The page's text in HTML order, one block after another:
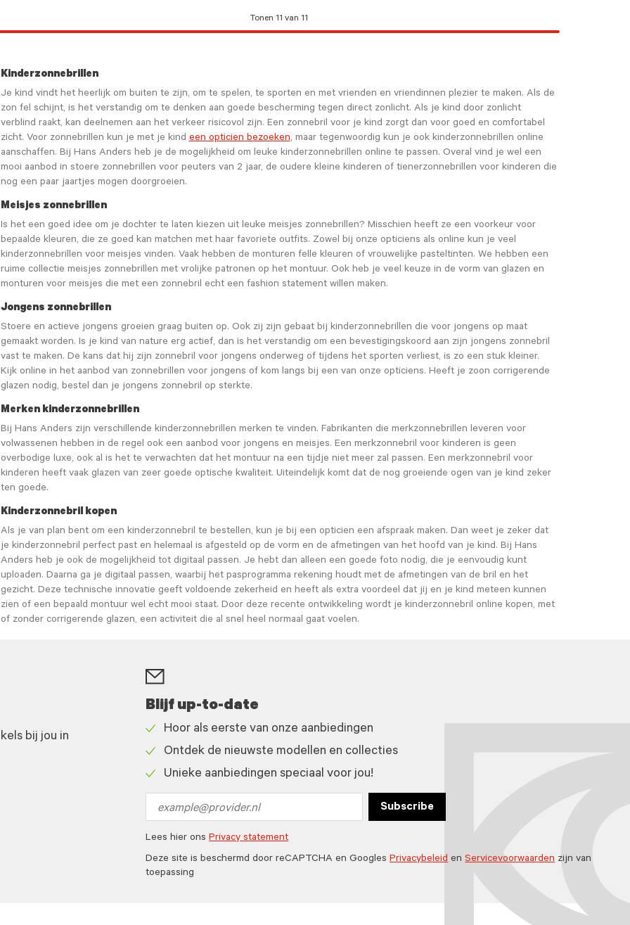
Tonen 11 van 11
Kinderzonnebrillen
Je kind vindt het heerlijk om buiten te zijn, om te spelen, te sporten en met vrienden en vriendinnen plezier te maken. Als de
zon fel schijnt, is het verstandig om te denken aan goede bescherming tegen direct zonlicht. Als je kind door zonlicht
verblind raakt, kan deelnemen aan het verkeer risicovol zijn. Een zonnebril voor je kind zorgt dan voor goed en comfortabel
zicht. Voor zonnebrillen kun je met je kindeen opticien bezoeken, maar tegenwoordig kun je ook kinderzonnebrillen online
aanschaffen. Bij Hans Anders heb je de mogelijkheid om leuke kinderzonnebrillen online te passen. Overal vind je wel een
mooi aanbod in stoere zonnebrillen voor peuters van 2 jaar, de oudere kleine kinderen of tienerzonnebrillen voor kinderen die
nog een paar jaartjes mogen doorgroeien.
Meisjes zonnebrillen
Is het een goed idee om je dochter te laten kiezen uit leuke meisjes zonnebrillen? Misschien heeft ze een voorkeur voor
bepaalde kleuren, die ze goed kan matchen met haar favoriete outfits. Zowel bij onze opticiens als online kun je veel
kinderzonnebrillen voor meisjes vinden. Vaak hebben de monturen felle kleuren of vrouwelijke pasteltinten. We hebben een
ruime collectie meisjes zonnebrillen met vrolijke patronen op het montuur. Ook heb je veel keuze in de vorm van glazen en
monturen voor meisjes die met een zonnebril echt een fashion statement willen maken.
Jongens zonnebrillen
Stoere en actieve jongens groeien graag buiten op. Ook zij zijn gebaat bij kinderzonnebrillen die voor jongens op maat
gemaakt worden. Is je kind van nature erg actief, dan is het verstandig om een bevestigingskoord aan zijn jongens zonnebril
vast te maken. De kans dat hij zijn zonnebril voor jongens onderweg of tijdens het sporten verliest, is zo een stuk kleiner.
Kijk online in het aanbod van zonnebrillen voor jongens of kom langs bij een van onze opticiens. Heeft je zoon corrigerende
glazen nodig, bestel dan je jongens zonnebril op sterkte.
Merken kinderzonnebrillen
Bij Hans Anders zijn verschillende kinderzonnebrillen merken te vinden. Fabrikanten die merkzonnebrillen leveren voor
volwassenen hebben in de regel ook een aanbod voor jongens en meisjes. Een merkzonnebril voor kinderen is geen
overbodige luxe, ook al is het te verwachten dat het montuur na een tijdje niet meer zal passen. Een merkzonnebril voor
kinderen heeft vaak glazen van zeer goede optische kwaliteit. Uiteindelijk komt dat de nog groeiende ogen van je kind zeker
ten goede.
Kinderzonnebril kopen
Als je van plan bent om een kinderzonnebril te bestellen, kun je bij een opticien een afspraak maken. Dan weet je zeker dat
je kinderzonnebril perfect past en helemaal is afgesteld op de vorm en de afmetingen van het hoofd van je kind. Bij Hans
Anders heb je ook de mogelijkheid tot digitaal passen. Je hebt dan alleen een goede foto nodig, die je eenvoudig kunt
uploaden. Daarna ga je digitaal passen, waarbij het pasprogramma rekening houdt met de afmetingen van de bril en het
gezicht. Deze technische innovatie geeft voldoende zekerheid en heeft als extra voordeel dat jij en je kind meteen kunnen
zien of een bepaald montuur wel echt mooi staat. Door deze recente ontwikkeling wordt je kinderzonnebril online kopen, met
of zonder corrigerende glazen, een activiteit die al snel heel normaal gaat voelen.
bij jou in
Blijf up-to-date
icon
Hoor als eerste van onze aanbiedingen
icon
Ontdek de nieuwste modellen en collecties
Unieke aanbiedingen speciaal voor jou!
address
Subscribe
Lees hier onsPrivacy statement
Deze site is beschermd door reCAPTCHA en GooglesPrivacybeleidenServicevoorwaardenzijn van
toepassing